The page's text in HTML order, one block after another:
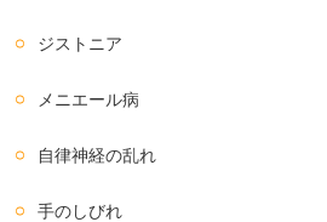
ジストニア
メニエール病
自律神経の乱れ
手のしびれ